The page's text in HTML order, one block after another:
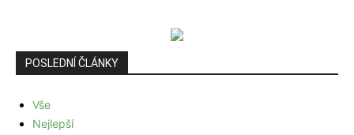
POSLEDNÍ ČLÁNKY
Vše
Nejlepší